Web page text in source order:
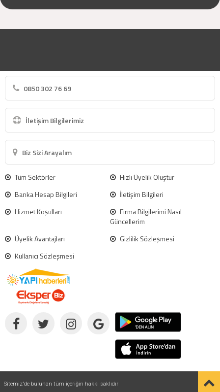
0850 302 76 69
İletişim Bilgilerimiz
Biz Sizi Arayalım
Tüm Sektörler
Hızlı Üyelik Oluştur
Banka Hesap Bilgileri
İletişim Bilgileri
Hizmet Koşulları
Firma Bilgilerimi Nasıl
Güncellerim
Üyelik Avantajları
Gizlilik Sözleşmesi
Kullanıcı Sözleşmesi
Sitemiz'de bulunan tüm içeriğin hakkı saklıdır